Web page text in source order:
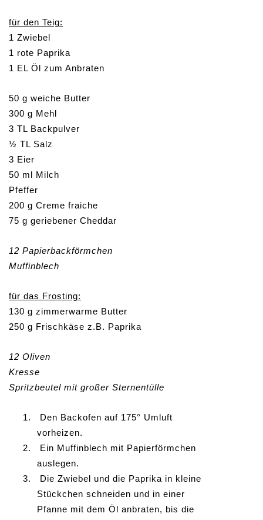
für den Teig:
1 Zwiebel
1 rote Paprika
1 EL Öl zum Anbraten
50 g weiche Butter
300 g Mehl
3 TL Backpulver
½ TL Salz
3 Eier
50 ml Milch
Pfeffer
200 g Creme fraiche
75 g geriebener Cheddar
12 Papierbackförmchen
Muffinblech
für das Frosting:
130 g zimmerwarme Butter
250 g Frischkäse z.B. Paprika
12 Oliven
Kresse
Spritzbeutel mit großer Sternentülle
1.
Den Backofen auf 175° Umluft
vorheizen.
2.
Ein Muffinblech mit Papierförmchen
auslegen.
3.
Die Zwiebel und die Paprika in kleine
Stückchen schneiden und in einer
Pfanne mit dem Öl anbraten, bis die